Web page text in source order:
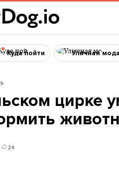
Куда пойти Уличная мода
цирке
24